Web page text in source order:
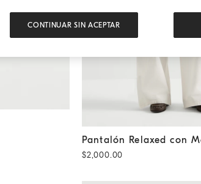
Pantalón Relaxed con
Pantalón Relaxed con
$2,000.00
CONTINUAR SIN ACEPTAR